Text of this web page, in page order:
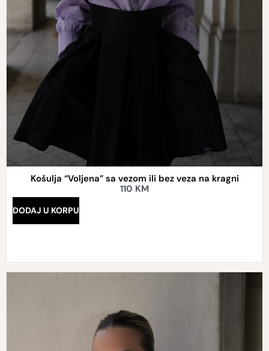
Košulja “Voljena” sa vezom ili bez veza na kragni
110 KM
DODAJ U KORPU